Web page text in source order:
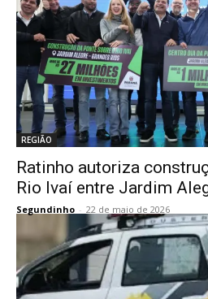
REGIÃO
Ratinho autoriza
Rio Ivaí entre Jardim
Segundinho - 22 de maio de 2026